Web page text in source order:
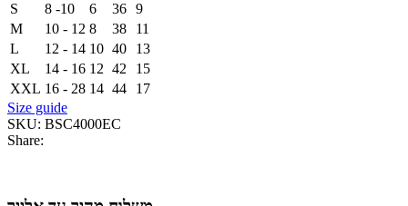
S
8 -10 6 36 9
M
10 - 12 8 38
11
L
12 - 14 10 40
13
XL
14 - 16 12 42
15
XXL 16 - 28 14 44
17
Size guide
SKU: BSC4000EC
Share: